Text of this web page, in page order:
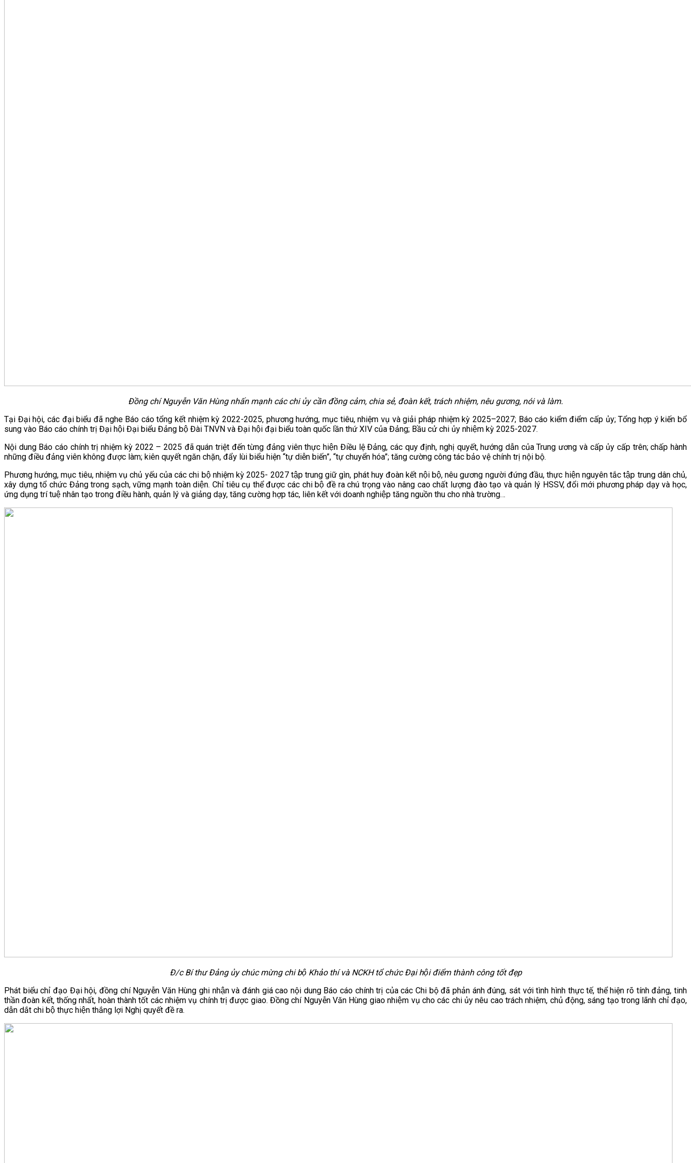
Đồng chí Nguyễn Văn Hùng nhấn mạnh các chi ủy cần đồng cảm, chia sẻ, đoàn kết, trách nhiệm, nêu gương, nói và làm.
Tại Đại hội, các đại biểu đã nghe Báo cáo tổng kết nhiệm kỳ 2022-2025, phương hướng, mục tiêu, nhiệm vụ và giải pháp nhiệm kỳ 2025–2027; Báo cáo kiểm điểm cấp ủy; Tổng hợp ý kiến bổ
sung vào Báo cáo chính trị Đại hội Đại biểu Đảng bộ Đài TNVN và Đại hội đại biểu toàn quốc lần thứ XIV của Đảng; Bầu cử chi ủy nhiệm kỳ 2025-2027.
Nội dung Báo cáo chính trị nhiệm kỳ 2022 – 2025 đã quán triệt đến từng đảng viên thực hiện Điều lệ Đảng, các quy định, nghị quyết, hướng dẫn của Trung ương và cấp ủy cấp trên; chấp hành
những điều đảng viên không được làm; kiên quyết ngăn chặn, đẩy lùi biểu hiện “tự diễn biến”, “tự chuyển hóa”; tăng cường công tác bảo vệ chính trị nội bộ.
Phương hướng, mục tiêu, nhiệm vụ chủ yếu của các chi bộ nhiệm kỳ 2025- 2027 tập trung giữ gìn, phát huy đoàn kết nội bộ, nêu gương người đứng đầu, thực hiện nguyên tắc tập trung dân chủ,
xây dựng tổ chức Đảng trong sạch, vững mạnh toàn diện. Chỉ tiêu cụ thể được các chi bộ đề ra chú trọng vào nâng cao chất lượng đào tạo và quản lý HSSV, đổi mới phương pháp dạy và học,
ứng dụng trí tuệ nhân tạo trong điều hành, quản lý và giảng dạy, tăng cường hợp tác, liên kết với doanh nghiệp tăng nguồn thu cho nhà trường…
Đ/c Bí thư Đảng ủy chúc mừng chi bộ Khảo thí và NCKH tổ chứcĐại hội điểm thành công tốt đẹp
Phát biểu chỉ đạo Đại hội, đồng chí Nguyễn Văn Hùng ghi nhận và đánh giá cao nội dung Báo cáo chính trị của các Chi bộ đã phản ánh đúng, sát với tình hình thực tế, thể hiện rõ tính đảng, tinh
thần đoàn kết, thống nhất, hoàn thành tốt các nhiệm vụ chính trị được giao. Đồng chí Nguyễn Văn Hùng giao nhiệm vụ cho các chi ủy nêu cao trách nhiệm, chủ động, sáng tạo trong lãnh chỉ đạo,
dẫn dắt chi bộ thực hiện thắng lợi Nghị quyết đề ra.